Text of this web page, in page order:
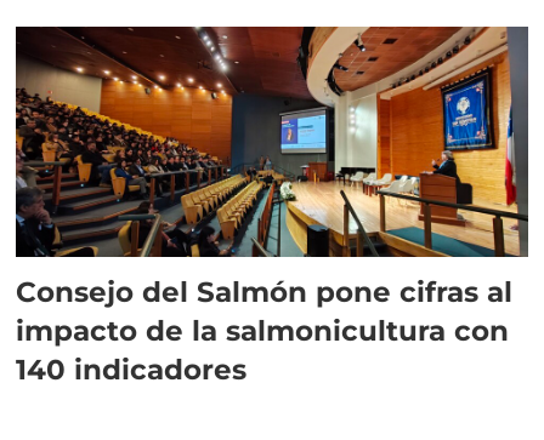
Consejo del Salmón pone cifras al
impacto de la salmonicultura con
140 indicadores